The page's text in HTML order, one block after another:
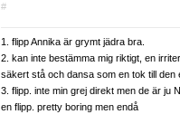
#
1. flipp Annika är grymt jädra bra.
2. kan inte bestämma mig riktigt, en
säkert stå och dansa som en tok till den
3. flipp. inte min grej direkt men de är ju
en flipp. pretty boring men endå